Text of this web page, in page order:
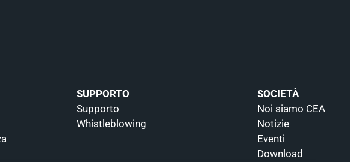
SUPPORTO
Supporto
Whistleblowing
SOCIETÀ
Noi siamo CEA
Notizie
Eventi
Download